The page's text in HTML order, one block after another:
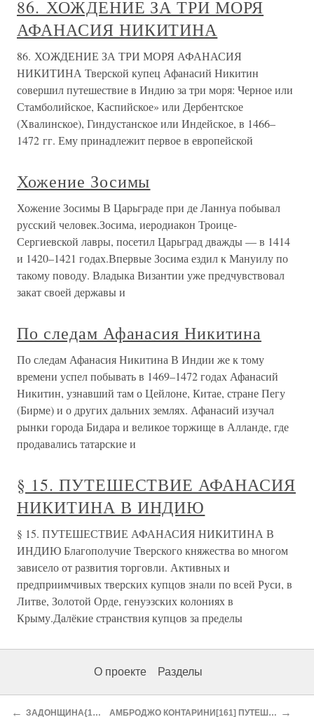
86. ХОЖДЕНИЕ ЗА ТРИ МОРЯ
АФАНАСИЯ НИКИТИНА
86. ХОЖДЕНИЕ ЗА ТРИ МОРЯ АФАНАСИЯ
НИКИТИНА Тверской купец Афанасий Никитин
совершил путешествие в Индию за три моря: Черное или
Стамболийское, Каспийское» или Дербентское
(Хвалинское), Гиндустанское или Индейское, в 1466–
1472 гг. Ему принадлежит первое в европейской
Хожение Зосимы
Хожение Зосимы В Царьграде при де Ланнуа побывал
русский человек.Зосима, иеродиакон Троице-
Сергиевской лавры, посетил Царьград дважды — в 1414
и 1420–1421 годах.Впервые Зосима ездил к Мануилу по
такому поводу. Владыка Византии уже предчувствовал
закат своей державы и
По следам Афанасия Никитина
По следам Афанасия Никитина В Индии же к тому
времени успел побывать в 1469–1472 годах Афанасий
Никитин, узнавший там о Цейлоне, Китае, стране Пегу
(Бирме) и о других дальних землях. Афанасий изучал
рынки города Бидара и великое торжище в Алланде, где
продавались татарские и
§ 15. ПУТЕШЕСТВИЕ АФАНАСИЯ
НИКИТИНА В ИНДИЮ
§ 15. ПУТЕШЕСТВИЕ АФАНАСИЯ НИКИТИНА В
ИНДИЮ Благополучие Тверского княжества во многом
зависело от развития торговли. Активных и
предприимчивых тверских купцов знали по всей Руси, в
Литве, Золотой Орде, генуэзских колониях в
Крыму.Далёкие странствия купцов за пределы
О проекте Разделы
← ЗАДОНЩИНА{148} (извлечение) АМБРОДЖО КОНТАРИНИ[161] ПУТЕШЕСТВИЕ В ПЕРСИЮ (извлечения) →